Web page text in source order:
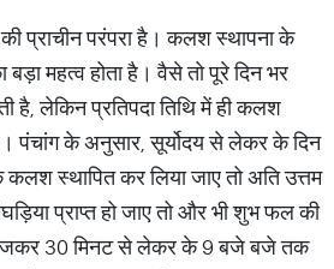
प्राचीन परंपरा है। कलश स्थापना के
बड़ा महत्व होता है। वैसे तो पूरे दिन भर
है, लेकिन प्रतिपदा तिथि में ही कलश
पंचांग के अनुसार, सूर्योदय से लेकर के दिन
स्थापित कर लिया जाए तो अति उत्तम
प्राप्त हो जाए तो और भी शुभ फल की
बजकर 30 मिनट से लेकर के 9 बजे बजे तक